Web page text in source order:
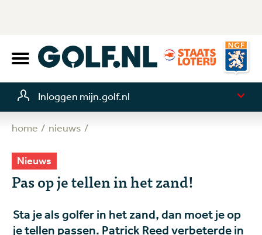
Inloggen mijn.golf.nl
home nieuws
Nieuws
Pas op je tellen in het zand!
Sta je als golfer in het zand, dan moet je op
je tellen passen. Patrick Reed verbeterde in